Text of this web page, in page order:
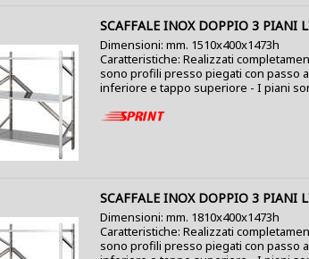
SCAFFALE INOX DOPPIO 3 PIANI
Dimensioni: mm. 1510x400x1473h
Caratteristiche: Realizzati
sono profili presso piegati con passo
inferiore e tappo superiore - I piani
SCAFFALE INOX DOPPIO 3 PIANI
Dimensioni: mm. 1810x400x1473h
Caratteristiche: Realizzati
sono profili presso piegati con passo